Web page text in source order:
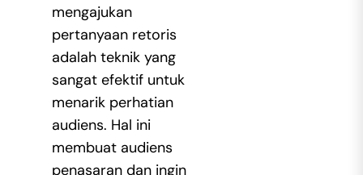
mengajukan
pertanyaan retoris
adalah teknik yang
sangat efektif untuk
menarik perhatian
audiens. Hal ini
membuat audiens
penasaran dan ingin